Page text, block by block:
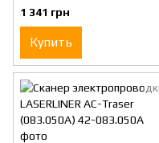
1 341 грн
Купить